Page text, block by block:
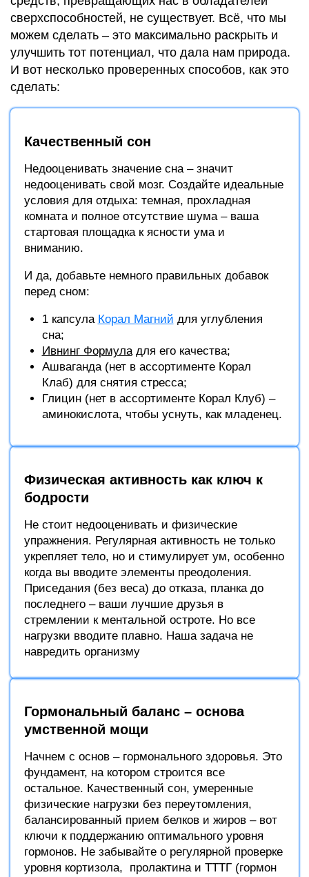
сверхспособностей, не существует. Всё, что мы
можем сделать – это максимально раскрыть и
улучшить тот потенциал, что дала нам природа.
И вот несколько проверенных способов, как это
сделать:
Качественный сон
Недооценивать значение сна – значит
недооценивать свой мозг. Создайте идеальные
условия для отдыха: темная, прохладная
комната и полное отсутствие шума – ваша
стартовая площадка к ясности ума и
вниманию.
И да, добавьте немного правильных добавок
перед сном:
1 капсула Корал Магний для углубления
сна;
Ивнинг Формуладля его качества;
Ашваганда (нет в ассортименте Корал
Клаб) для снятия стресса;
Глицин (нет в ассортименте Корал Клуб) –
аминокислота, чтобы уснуть, как младенец.
Физическая активность как ключ к
бодрости
Не стоит недооценивать и физические
упражнения. Регулярная активность не только
укрепляет тело, но и стимулирует ум, особенно
когда вы вводите элементы преодоления.
Приседания (без веса) до отказа, планка до
последнего – ваши лучшие друзья в
стремлении к ментальной остроте. Но все
нагрузки вводите плавно. Наша задача не
навредить организму
Гормональный баланс – основа
умственной мощи
Начнем с основ – гормонального здоровья. Это
фундамент, на котором строится все
остальное. Качественный сон, умеренные
физические нагрузки без переутомления,
балансированный прием белков и жиров – вот
ключи к поддержанию оптимального уровня
гормонов. Не забывайте о регулярной проверке
уровня кортизола, пролактина и ТТТГ (гормон